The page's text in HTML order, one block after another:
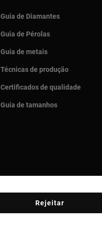
Guia de Diamantes
Guia de Pérolas
Guia de metais
Técnicas de produção
Certificados de qualidade
Guia de tamanhos
Rejeitar